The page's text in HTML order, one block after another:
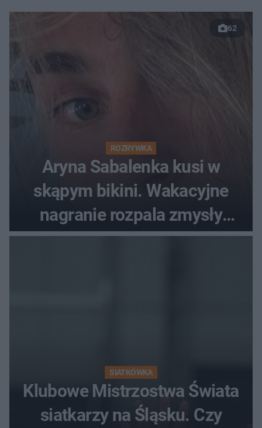
62
ROZRYWKA
Aryna Sabalenka kusi w
skąpym bikini. Wakacyjne
nagranie rozpala zmysły
fanów
SIATKÓWKA
Klubowe Mistrzostwa Świata
siatkarzy na Śląsku. Czy